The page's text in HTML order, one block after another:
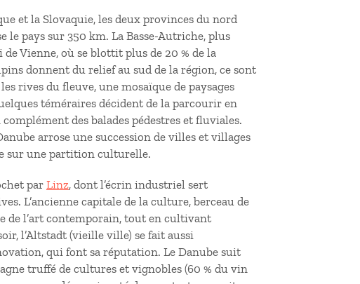
et la Slovaquie, les deux provinces du nord
le pays sur 350 km. La Basse-Autriche, plus
Vienne, où se blottit plus de 20 % de la
donnent du relief au sud de la région, ce sont
rives du fleuve, une mosaïque de paysages
téméraires décident de la parcourir en
des balades pédestres et fluviales.
arrose une succession de villes et villages
sur une partition culturelle.
parLinz, dont l’écrin industriel sert
L’ancienne capitale de la culture, berceau de
de l’art contemporain, tout en cultivant
l’Altstadt (vieille ville) se fait aussi
qui font sa réputation. Le Danube suit
truffé de cultures et vignobles (60 % du vin